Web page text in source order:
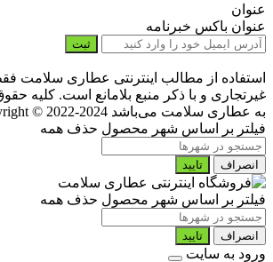
عنوان
عنوان باکس خبرنامه
ثبت
استفاده از مطالب اینترنتی عطاری سلامت
غیرتجاری و با ذکر منبع بلامانع است. کلیه
به عطاری سلامت می‌باشد © 2022-2024
فیلتر بر اساس شهر محصول حذف همه
انصراف تایید
فیلتر بر اساس شهر محصول حذف همه
انصراف تایید
ورود به سایت